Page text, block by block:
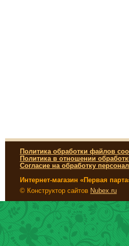
Политика обработки файлов
Политика в отношении
Согласие на обработку
Интернет-магазин «Первая
© Конструктор сайтов Nubex.ru